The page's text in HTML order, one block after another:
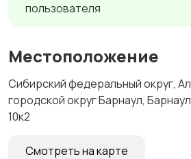
пользователя
Местоположение
Сибирский федеральный округ,
городской округ Барнаул,
10к2
Смотреть на карте